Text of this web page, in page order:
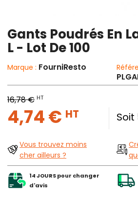
Gants Poudrés En
L - Lot De 100
Marque : FourniResto
16,78 € HT
4,74 € HT
Vous trouvez moins
cher ailleurs ?
14 JOURS pour changer
d'avis